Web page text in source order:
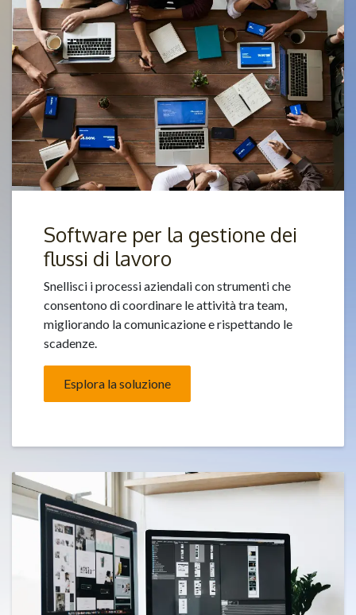
Software per la gestione dei
flussi di lavoro
Snellisci i processi aziendali con strumenti che
consentono di coordinare le attività tra team,
migliorando la comunicazione e rispettando le
scadenze.
Esplora la soluzione